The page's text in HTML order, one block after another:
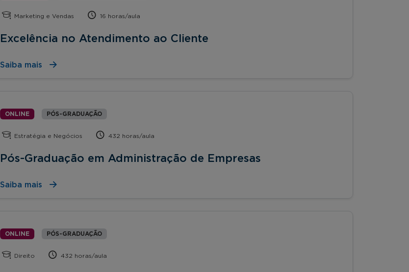
Marketing e Vendas 16 horas/aula
Excelência no Atendimento ao Cliente
Saiba mais
ONLINE PÓS-GRADUAÇÃO
Estratégia e Negócios 432 horas/aula
Pós-Graduação em Administração de Empresas
Saiba mais
ONLINE PÓS-GRADUAÇÃO
Direito 432 horas/aula